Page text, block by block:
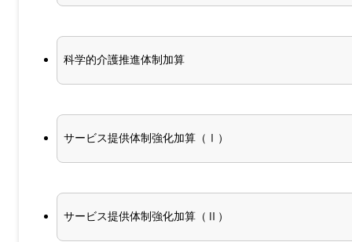
科学的介護推進体制加算
サービス提供体制強化加算（Ⅰ）
サービス提供体制強化加算（Ⅱ）